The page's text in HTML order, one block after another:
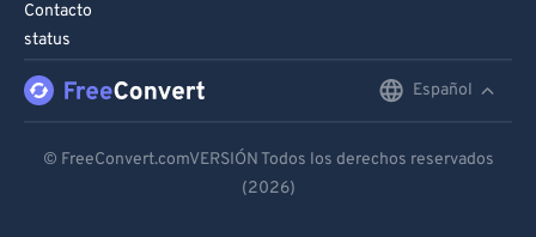
Contacto
status
Español
Español
© FreeConvert.comVERSIÓN Todos los derechos reservados
(2026)